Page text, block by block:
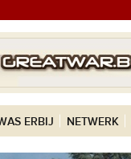
ERBIJ NETWERK